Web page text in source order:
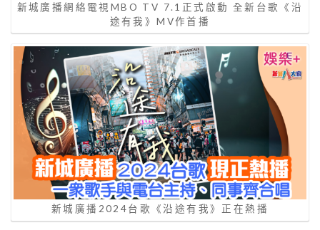
新城廣播網絡電視MBO TV 7.1正式啟動 全新台歌《沿
途有我》MV作首播
新城廣播2024台歌《沿途有我》正在熱播